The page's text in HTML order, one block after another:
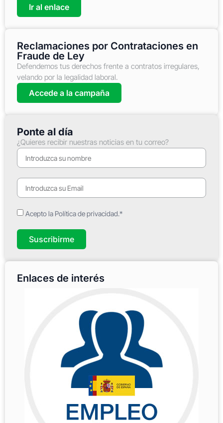
Ir al enlace
Reclamaciones por Contrataciones en
Fraude de Ley
Defendemos tus derechos frente a contratos irregulares,
velando por la legalidad laboral.
Accede a la campaña
Ponte al día
¿Quieres recibir nuestras noticias en tu correo?
Acepto la Política de privacidad.*
Suscribirme
Enlaces de interés